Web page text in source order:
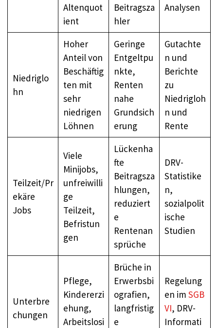
Altenquot
ient
Beitragsza
hler
Analysen
Niedriglo
hn
Hoher
Anteil von
Beschäftig
ten mit
sehr
niedrigen
Löhnen
Geringe
Entgeltpu
nkte,
Renten
nahe
Grundsich
erung
Gutachte
n und
Berichte
zu
Niedrigloh
n und
Rente
Teilzeit/Pr
ekäre
Jobs
Viele
Minijobs,
unfreiwilli
ge
Teilzeit,
Befristun
gen
Lückenha
fte
Beitragsza
hlungen,
reduziert
e
Rentenan
sprüche
DRV-
Statistike
n,
sozialpolit
ische
Studien
Unterbre
chungen
Pflege,
Kindererzi
ehung,
Arbeitslosi
Brüche in
Erwerbsbi
ografien,
langfristig
e
Regelung
en im SGB
VI, DRV-
Informati